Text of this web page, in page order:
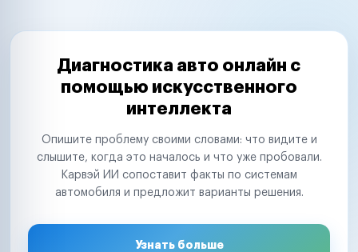
Диагностика авто онлайн с
помощью искусственного
интеллекта
Опишите проблему своими словами: что видите и
слышите, когда это началось и что уже пробовали.
Карвэй ИИ сопоставит факты по системам
автомобиля и предложит варианты решения.
Узнать больше